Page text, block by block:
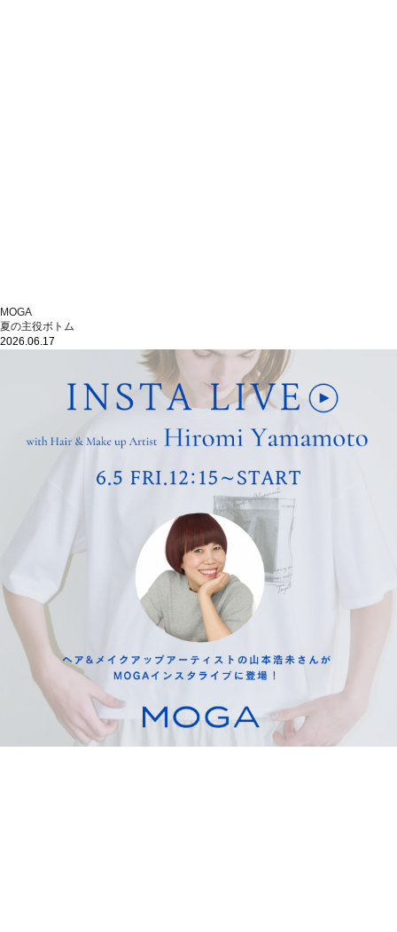
MOGA
夏の主役ボトム
2026.06.17